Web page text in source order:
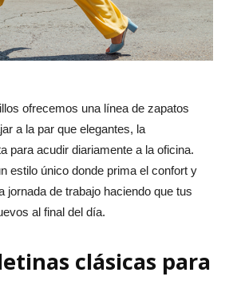
ofrecemos una línea de zapatos
a la par que elegantes, la
para acudir diariamente a la oficina.
estilo único donde prima el confort y
jornada de trabajo haciendo que tus
al final del día.
clásicas para